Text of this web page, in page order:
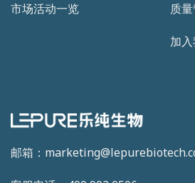
邮箱：
市场活动一览 质
加